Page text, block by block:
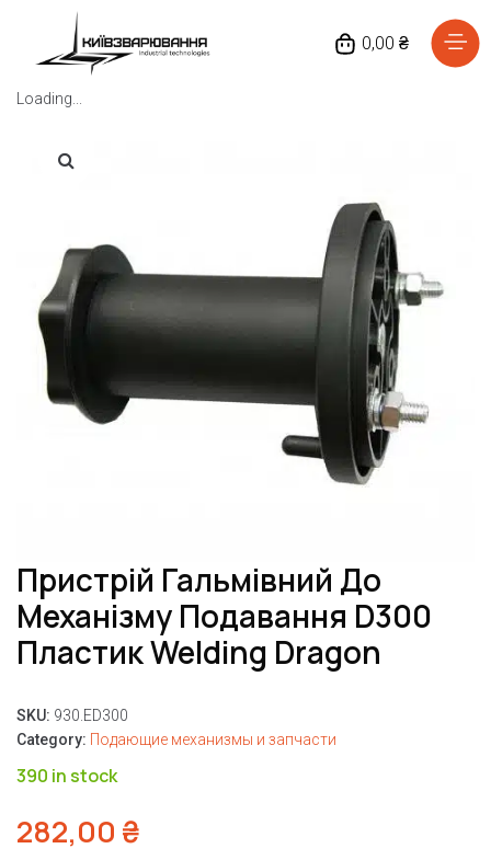
0,00 ₴
Loading...
Пристрій Гальмівний До
Механізму Подавання D300
Пластик Welding Dragon
SKU: 930.ED300
Category: Подающие механизмы и запчасти
390 in stock
282,00 ₴
Відгуки
Про нас
Доставка та оплата
Повернення та обмін